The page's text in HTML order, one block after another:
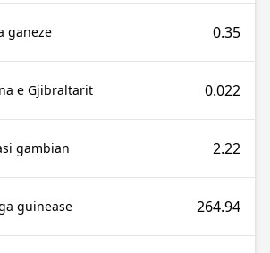
ganeze 0.35
e Gjibraltarit 0.022
gambian 2.22
guinease 264.94